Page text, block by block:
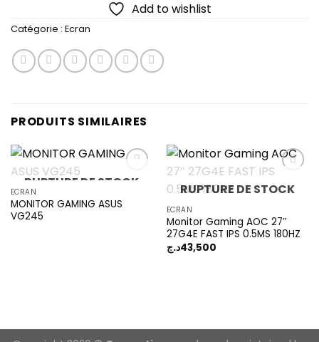
Add to wishlist
Catégorie : Ecran
PRODUITS SIMILAIRES
Add to
RUPTURE DE STOCK
ECRAN
MONITOR GAMING ASUS
VG245
wishlist
RUPTURE DE STOCK
ECRAN
Monitor Gaming AOC 27″
27G4E FAST IPS 0.5MS 180HZ
43,500د.ج